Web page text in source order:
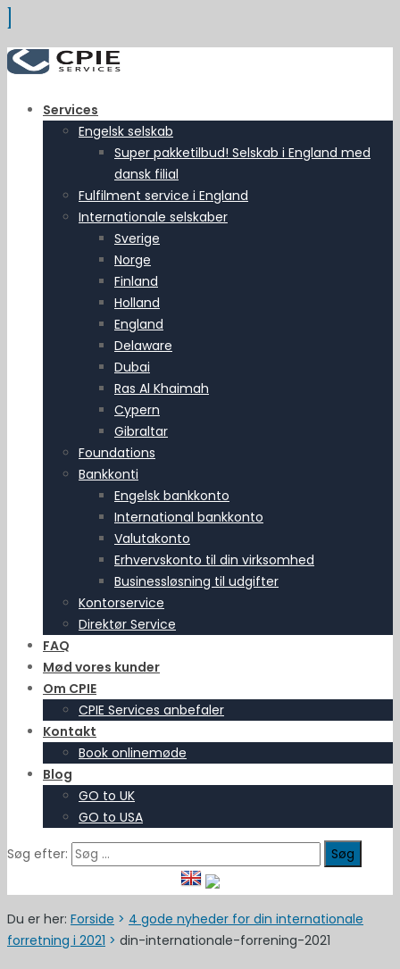
Services
Engelsk selskab
Super pakketilbud! Selskab i England med
dansk filial
Fulfilment service i England
Internationale selskaber
Sverige
Norge
Finland
Holland
England
Delaware
Dubai
Ras Al Khaimah
Cypern
Gibraltar
Foundations
Bankkonti
Engelsk bankkonto
International bankkonto
Valutakonto
Erhvervskonto til din virksomhed
Businessløsning til udgifter
Kontorservice
Direktør Service
FAQ
Mød vores kunder
Om CPIE
CPIE Services anbefaler
Kontakt
Book onlinemøde
Blog
GO to UK
GO to USA
Søg efter:
Du er her: Forside > 4 gode nyheder for din internationale
forretning i 2021 > din-internationale-forrening-2021